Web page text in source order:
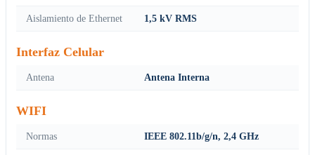
Aislamiento de Ethernet 1,5 kV RMS
Interfaz Celular
Antena Antena Interna
WIFI
Normas IEEE 802.11b/g/n, 2,4 GHz